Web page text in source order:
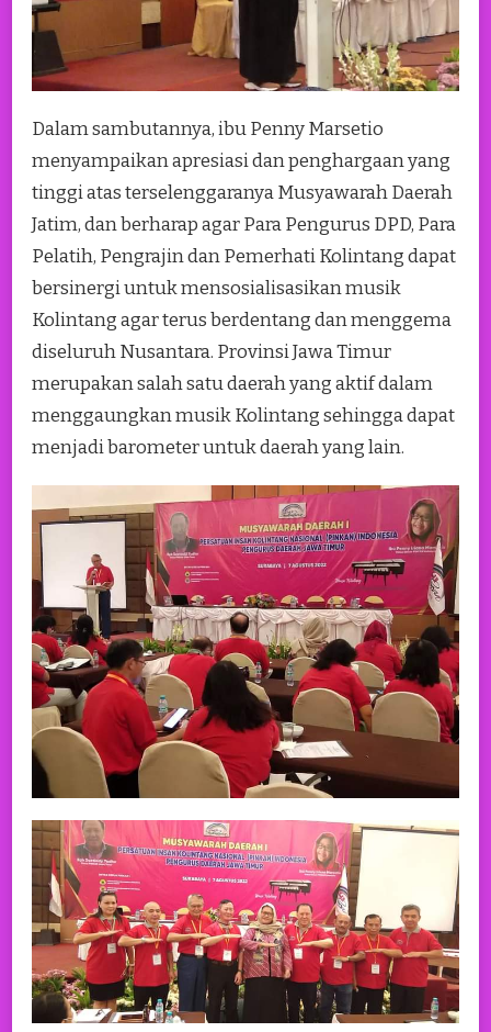
Dalam sambutannya, ibu Penny Marsetio
menyampaikan apresiasi dan penghargaan yang
tinggi atas terselenggaranya Musyawarah Daerah
Jatim, dan berharap agar Para Pengurus DPD, Para
Pelatih, Pengrajin dan Pemerhati Kolintang dapat
bersinergi untuk mensosialisasikan musik
Kolintang agar terus berdentang dan menggema
diseluruh Nusantara. Provinsi Jawa Timur
merupakan salah satu daerah yang aktif dalam
menggaungkan musik Kolintang sehingga dapat
menjadi barometer untuk daerah yang lain.